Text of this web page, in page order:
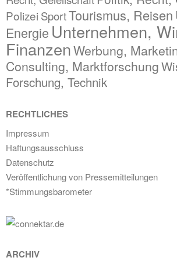
Polizei SportTourismus, Reisen
Energie Unternehmen,
FinanzenWerbung,
Consulting, Marktforschung
Forschung, Technik
RECHTLICHES
Impressum
Haftungsausschluss
Datenschutz
Veröffentlichung von Pressemitteilungen
*Stimmungsbarometer
ARCHIV